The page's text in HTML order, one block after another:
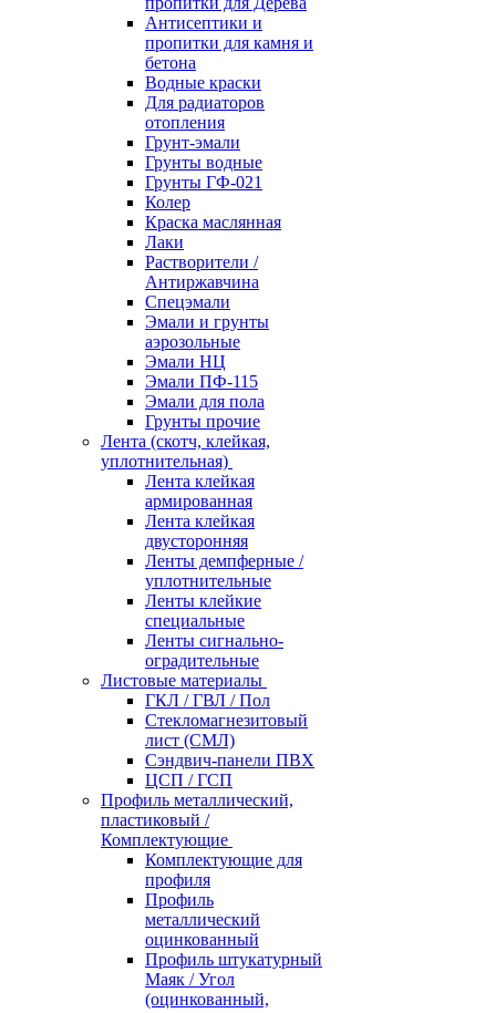
Антисептики и
пропитки для камня и
бетона
Водные краски
Для радиаторов
отопления
Грунт-эмали
Грунты водные
Грунты ГФ-021
Колер
Краска маслянная
Лаки
Растворители /
Антиржавчина
Спецэмали
Эмали и грунты
аэрозольные
Эмали НЦ
Эмали ПФ-115
Эмали для пола
Грунты прочие
Лента (скотч, клейкая,
уплотнительная)
Лента клейкая
армированная
Лента клейкая
двусторонняя
Ленты демпферные /
уплотнительные
Ленты клейкие
специальные
Ленты сигнально-
оградительные
Листовые материалы
ГКЛ / ГВЛ / Пол
Стекломагнезитовый
лист (СМЛ)
Сэндвич-панели ПВХ
ЦСП / ГСП
Профиль металлический,
пластиковый /
Комплектующие
Комплектующие для
профиля
Профиль
металлический
оцинкованный
Профиль штукатурный
Маяк / Угол
(оцинкованный,